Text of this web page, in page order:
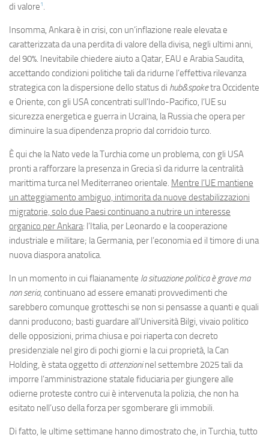
di valore1.
Insomma, Ankara è in crisi, con un’inflazione reale elevata e
caratterizzata da una perdita di valore della divisa, negli ultimi anni,
del 90%. Inevitabile chiedere aiuto a Qatar, EAU e Arabia Saudita,
accettando condizioni politiche tali da ridurne l’effettiva rilevanza
strategica con la dispersione dello status di hub&spoketra Occidente
e Oriente, con gli USA concentrati sull’Indo-Pacifico, l’UE su
sicurezza energetica e guerra in Ucraina, la Russia che opera per
diminuire la sua dipendenza proprio dal corridoio turco.
È qui che la Nato vede la Turchia come un problema, con gli USA
pronti a rafforzare la presenza in Grecia sì da ridurre la centralità
marittima turca nel Mediterraneo orientale. Mentre l’UE mantiene
un atteggiamento ambiguo, intimorita da nuove destabilizzazioni
migratorie, solo due Paesi continuano a nutrire un interesse
organico per Ankara: l’Italia, per Leonardo e la cooperazione
industriale e militare; la Germania, per l’economia ed il timore di una
nuova diaspora anatolica.
In un momento in cui flaianamente la situazione politica è grave ma
non seria, continuano ad essere emanati provvedimenti che
sarebbero comunque grotteschi se non si pensasse a quanti e quali
danni producono; basti guardare all’Università Bilgi, vivaio politico
delle opposizioni, prima chiusa e poi riaperta con decreto
presidenziale nel giro di pochi giorni e la cui proprietà, la Can
Holding, è stata oggetto di attenzioninel settembre 2025 tali da
imporre l’amministrazione statale fiduciaria per giungere alle
odierne proteste contro cui è intervenuta la polizia, che non ha
esitato nell’uso della forza per sgomberare gli immobili.
Di fatto, le ultime settimane hanno dimostrato che, in Turchia, tutto